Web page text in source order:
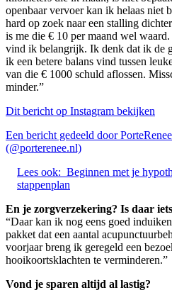
openbaar vervoer kan ik helaas niet
hard op zoek naar een stalling
is me die € 10 per maand wel
vind ik belangrijk. Ik denk dat ik de
ik een betere balans vind tussen
van die € 1000 schuld aflossen.
minder.”
Dit bericht op Instagram bekijken
Een bericht gedeeld door
(@porterenee.nl)
Lees ook: Beginnen met je
stappenplan
En je zorgverzekering? Is daar
“Daar kan ik nog eens goed
pakket dat een aantal
voorjaar breng ik geregeld een
hooikoortsklachten te verminderen.”
Vond je sparen altijd al lastig?